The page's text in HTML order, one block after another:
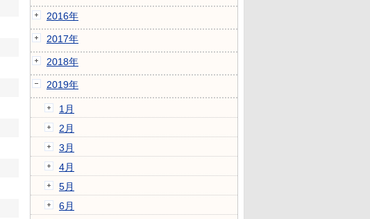
2016年
2017年
2018年
2019年
1月
2月
3月
4月
5月
6月